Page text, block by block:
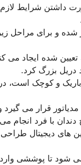
داشتن شرایط
شده و برای مراحل
شده ایجاد می
دریل بزرگ کرد.
و کوچک است،
قرار می گیرد
با فرد انجام
های دیجیتال
شود تا پوششی